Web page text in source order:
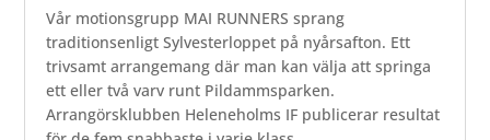
Vår motionsgrupp MAI RUNNERS sprang
traditionsenligt Sylvesterloppet på nyårsafton. Ett
trivsamt arrangemang där man kan välja att springa
ett eller två varv runt Pildammsparken.
Arrangörsklubben Heleneholms IF publicerar resultat